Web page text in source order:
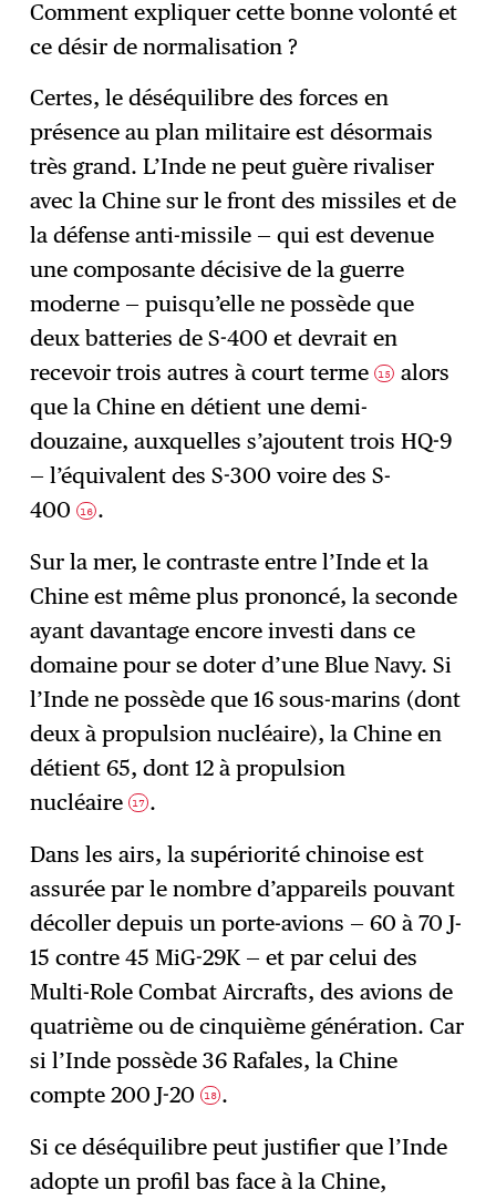
Comment expliquer cette bonne volonté et
ce désir de normalisation ?
Certes, le déséquilibre des forces en
présence au plan militaire est désormais
très grand. L’Inde ne peut guère rivaliser
avec la Chine sur le front des missiles et de
la défense anti-missile — qui est devenue
une composante décisive de la guerre
moderne — puisqu’elle ne possède que
deux batteries de S-400 et devrait en
recevoir trois autres à court terme15 alors
que la Chine en détient une demi-
douzaine, auxquelles s’ajoutent trois HQ-9
— l’équivalent des S-300 voire des S-
40016 .
Sur la mer, le contraste entre l’Inde et la
Chine est même plus prononcé, la seconde
ayant davantage encore investi dans ce
domaine pour se doter d’une Blue Navy. Si
l’Inde ne possède que 16 sous-marins (dont
deux à propulsion nucléaire), la Chine en
détient 65, dont 12 à propulsion
nucléaire17 .
Dans les airs, la supériorité chinoise est
assurée par le nombre d’appareils pouvant
décoller depuis un porte-avions — 60 à 70 J-
15 contre 45 MiG-29K — et par celui des
Multi-Role Combat Aircrafts, des avions de
quatrième ou de cinquième génération. Car
si l’Inde possède 36 Rafales, la Chine
compte 200 J-2018 .
Si ce déséquilibre peut justifier que l’Inde
adopte un profil bas face à la Chine,